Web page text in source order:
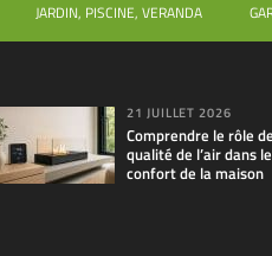
JARDIN, PISCINE, VERANDA
21 JUILLET 2026
Comprendre le rôle
qualité de l’air dans le
confort de la maison